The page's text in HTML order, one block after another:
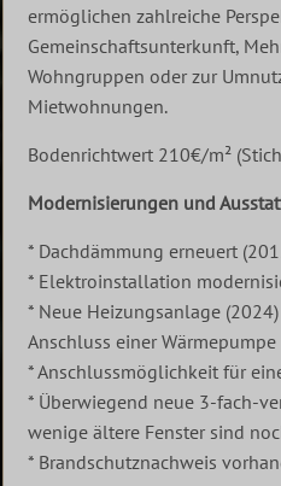
ermöglichen zahlreiche
Gemeinschaftsunterkunft,
Wohngruppen oder zur
Mietwohnungen.
Bodenrichtwert 210€/m²
Modernisierungen und
* Dachdämmung erneuert
* Elektroinstallation
* Neue Heizungsanlage
Anschluss einer Wärmepumpe
* Anschlussmöglichkeit für
* Überwiegend neue 3-fach-
wenige ältere Fenster sind
* Brandschutznachweis